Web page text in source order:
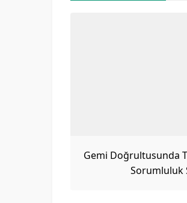
Gemi Doğrultusunda
Sorumluluk